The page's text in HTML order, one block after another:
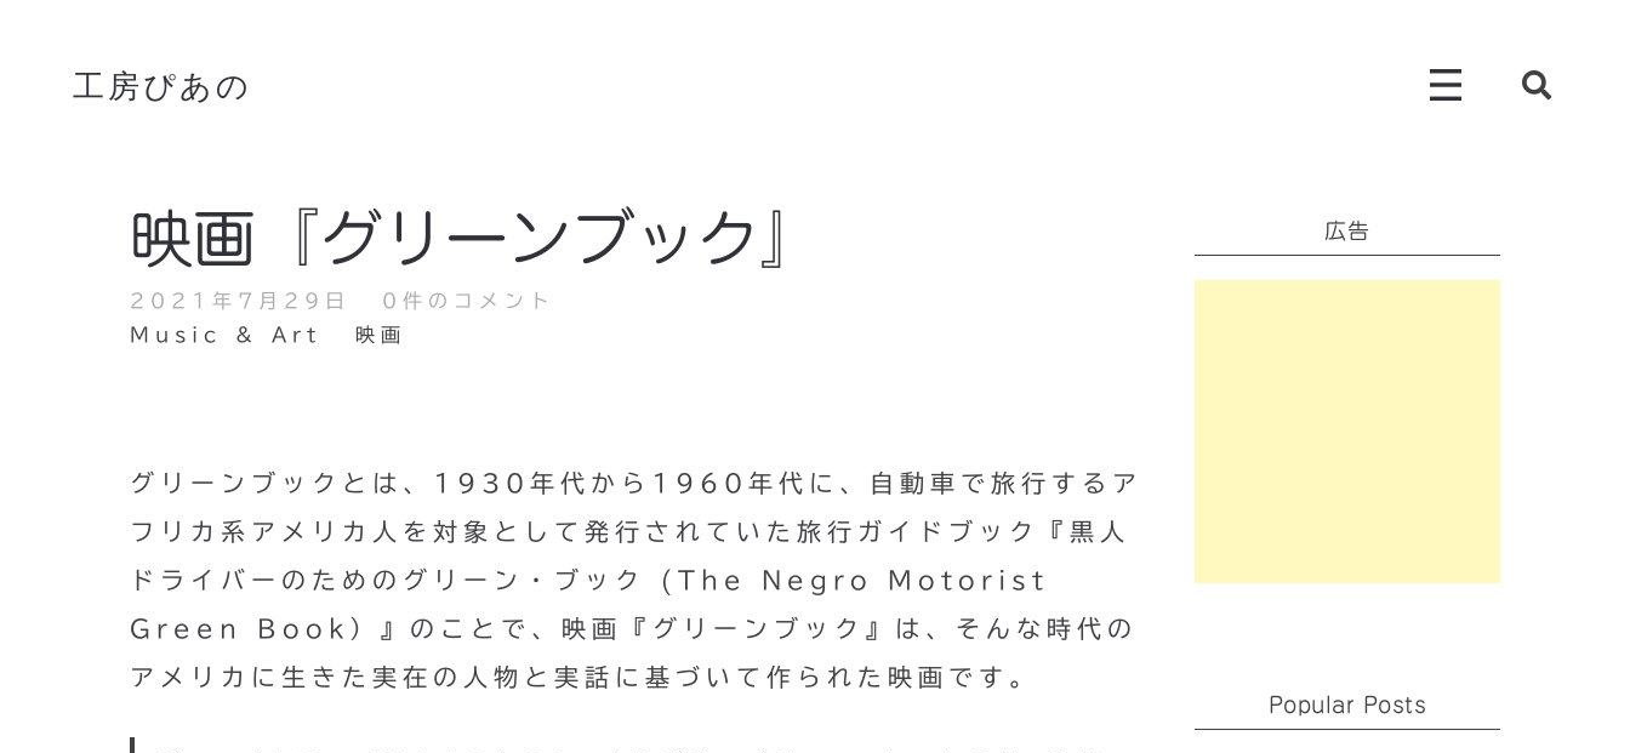
工房ぴあの
映画『グリーンブック』
2021年7月29日
0件のコメント
Music & Art
映画
グリーンブックとは、1930年代から1960年代に、自動車で旅行するア
フリカ系アメリカ人を対象として発行されていた旅行ガイドブック『黒人
ドライバーのためのグリーン・ブック (The Negro Motorist
Green Book）』のことで、映画『グリーンブック』は、そんな時代の
アメリカに生きた実在の人物と実話に基づいて作られた映画です。
広告
Popular Posts